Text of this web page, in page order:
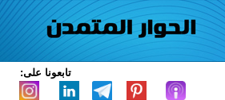
تابعونا على: